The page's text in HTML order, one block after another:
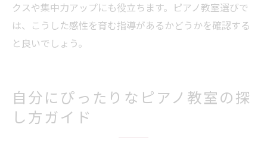
クスや集中力アップにも役立ちます。ピアノ教室選びで
は、こうした感性を育む指導があるかどうかを確認する
と良いでしょう。
自分にぴったりなピアノ教室の探
し方ガイド